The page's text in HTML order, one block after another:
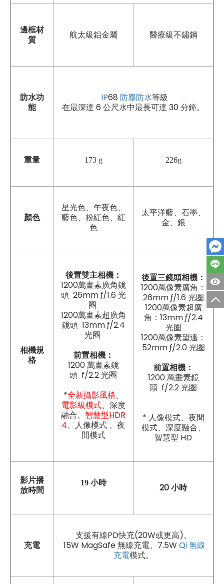
邊框材
質
航太級鋁金屬 醫療級不鏽鋼
防水功
能
IP68 防塵防水等級
在最深達 6 公尺水中最長可達 30 分鐘。
重量 173 g 226g
顏色
星光色、午夜色、
藍色、粉紅色、紅
色
太平洋藍、石墨、
金、銀
相機規
格
後置雙主相機：
1200萬畫素廣角鏡
頭 26mm ƒ/1.6 光
圈
1200萬畫素超廣角
鏡頭 13mm ƒ/2.4
光圈
前置相機：
1200 萬畫素鏡
頭 f/2.2 光圈
*全新攝影風格、
電影級模式、深度
融合、 智慧型HDR
4、人像模式 、夜
間模式
後置三鏡頭相機：
1200萬像素廣角：
26mm ƒ/1.6 光圈
1200萬像素超廣
角：13mm ƒ/2.4
光圈
1200萬像素望遠：
52mm ƒ/2.0 光圈
前置相機：
1200 萬畫素鏡
頭 f/2.2 光圈
* 人像模式、夜間
模式、深度融合、
智慧型 HD
影片播
放時間
19 小時 20 小時
充電
支援有線PD快充(20W或更高)、
15W MagSafe 無線充電、7.5W Qi 無線
充電模式。